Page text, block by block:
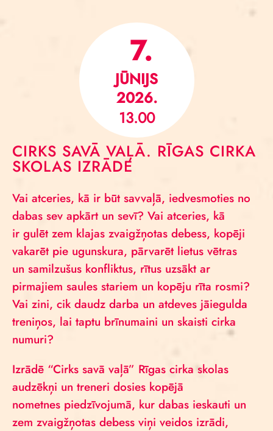
7.
JŪNIJS
2026.
13.00
CIRKS SAVĀ VAĻĀ. RĪGAS CIRKA
SKOLAS IZRĀDE
Vai atceries, kā ir būt savvaļā, iedvesmoties no
dabas sev apkārt un sevī? Vai atceries, kā
ir gulēt zem klajas zvaigžņotas debess, kopēji
vakarēt pie ugunskura, pārvarēt lietus vētras
un samilzušus konfliktus, rītus uzsākt ar
pirmajiem saules stariem un kopēju rīta rosmi?
Vai zini, cik daudz darba un atdeves jāiegulda
treniņos, lai taptu brīnumaini un skaisti cirka
numuri?
Izrādē “Cirks savā vaļā” Rīgas cirka skolas
audzēkņi un treneri dosies kopējā
nometnes piedzīvojumā, kur dabas ieskauti un
zem zvaigžņotas debess viņi veidos izrādi,